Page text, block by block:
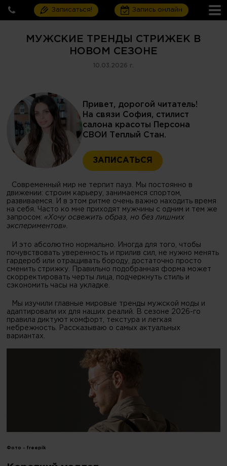
Записаться! Запись онлайн
МУЖСКИЕ ТРЕНДЫ СТРИЖЕК В
НОВОМ СЕЗОНЕ
10.03.2026 г.
Привет, дорогой читатель!
На связи София, стилист
салона красоты Персона
СВОИ Теплый Стан.
ЗАПИСАТЬСЯ
Современный мир не терпит пауз. Мы постоянно в
движении: строим карьеру, занимаемся спортом,
развиваемся. И в этом ритме очень важно находить время
на себя. Часто ко мне приходят мужчины с одним и тем же
запросом: «Хочу освежить образ, но без лишних
экспериментов».
И это абсолютно нормально. Иногда для того, чтобы
почувствовать уверенность и прилив сил, не нужно менять
гардероб или отращивать бороду, достаточно просто
сменить стрижку. Правильно подобранная форма может
скорректировать черты лица, подчеркнуть стиль и
сэкономить часы на укладке.
Мы изучили главные мировые тренды мужской моды и
адаптировали их для наших реалий. В сезоне 2026-го
правила диктуют комфорт, текстура и легкая
небрежность. Рассказываю о самых актуальных
вариантах.
Фото - freepik